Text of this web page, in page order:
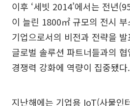
이후 ‘세빗 2014’에서는 전년
이 늘린 1800㎡ 규모의 전시
기업으로서의 비전과 전략을
글로벌 솔루션 파트너들과의
경쟁력 강화에 역량이 집중됐다.
지난해에는 기업용 IoT(사물인